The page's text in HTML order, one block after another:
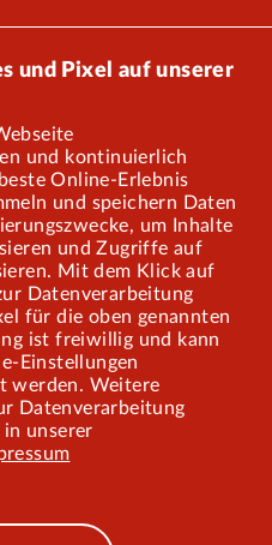
und Pixel auf unserer
und kontinuierlich
Online-Erlebnis
und speichern Daten
um Inhalte
und Zugriffe auf
Mit dem Klick auf
Datenverarbeitung
für die oben genannten
ist freiwillig und kann
Einstellungen
werden. Weitere
Datenverarbeitung
unserer